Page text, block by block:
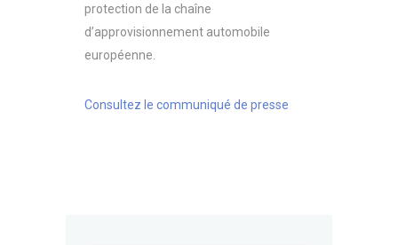
protection de la chaîne
d’approvisionnement automobile
européenne.
Consultez le communiqué de presse